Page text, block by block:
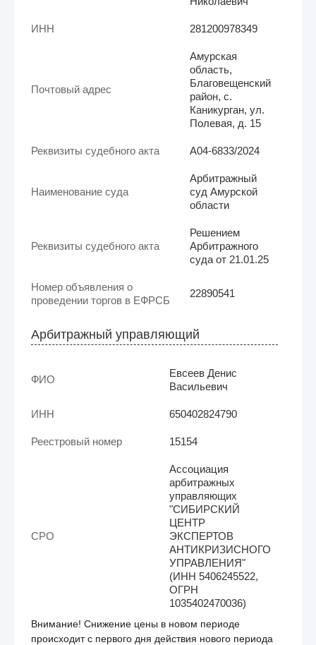
ИНН 281200978349
Почтовый адрес
Амурская
область,
Благовещенский
район, с.
Каникурган, ул.
Полевая, д. 15
Реквизиты судебного акта А04-6833/2024
Наименование суда
Арбитражный
суд Амурской
области
Реквизиты судебного акта
Решением
Арбитражного
суда от 21.01.25
Номер объявления о
проведении торгов в ЕФРСБ
22890541
Арбитражный управляющий
ФИО
Евсеев Денис
Васильевич
ИНН 650402824790
Реестровый номер 15154
СРО
Ассоциация
арбитражных
управляющих
"СИБИРСКИЙ
ЦЕНТР
ЭКСПЕРТОВ
АНТИКРИЗИСНОГО
УПРАВЛЕНИЯ"
(ИНН 5406245522,
ОГРН
1035402470036)
Внимание! Снижение цены в новом периоде
происходит с первого дня действия нового периода